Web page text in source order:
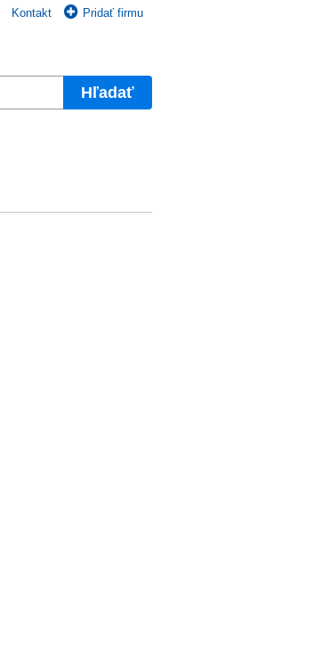
Kontakt Pridať firmu
Hľadať